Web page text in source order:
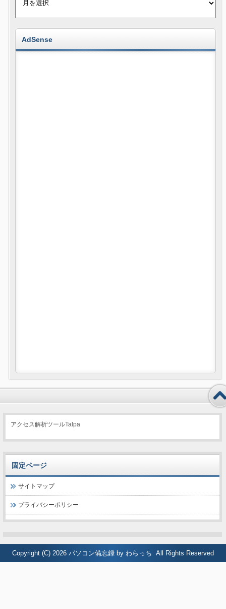
AdSense
アクセス解析ツールTalpa
固定ページ
サイトマップ
プライバシーポリシー
Copyright (C) 2026 パソコン備忘録 by わらっち All Rights Reserved